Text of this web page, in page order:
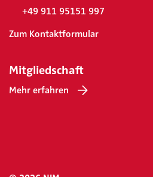
+49 911 95151 997
Zum Kontaktformular
Mitgliedschaft
Mehr erfahren